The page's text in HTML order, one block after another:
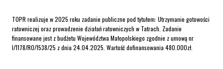
TOPR realizuje w 2025 roku zadanie publiczne pod tytułem: Utrzymanie gotowości
ratowniczej oraz prowadzenie działań ratowniczych w Tatrach. Zadanie
finansowane jest z budżetu Województwa Małopolskiego zgodnie z umową nr
I/1178/RO/1538/25 z dnia 24.04.2025. Wartość dofinansowania 480.000zł.